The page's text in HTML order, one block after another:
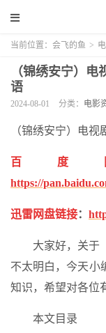
当前位置： 会飞的鱼 >
（锦绣安宁）
语
2024-08-01 分类： 电影
（锦绣安宁）电
百
https://
迅雷网盘链接：
大家好，关于
不太明白，今天小
知识，希望对各位
本文目录